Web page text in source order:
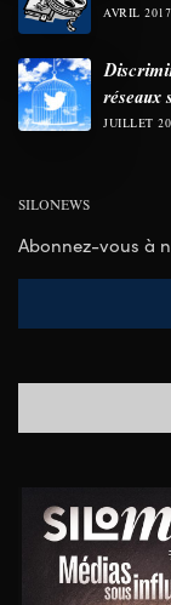
AVRIL 2017
réseaux
JUILLET
SILONEWS
Abonnez-vous à